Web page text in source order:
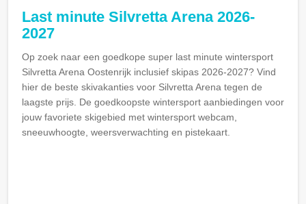
Last minute Silvretta Arena 2026-
2027
Op zoek naar een goedkope super last minute wintersport
Silvretta Arena Oostenrijk inclusief skipas 2026-2027? Vind
hier de beste skivakanties voor Silvretta Arena tegen de
laagste prijs. De goedkoopste wintersport aanbiedingen voor
jouw favoriete skigebied met wintersport webcam,
sneeuwhoogte, weersverwachting en pistekaart.